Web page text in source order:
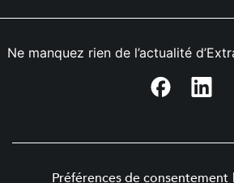
Ne manquez rien de l’actualité
Préférences de consentement |